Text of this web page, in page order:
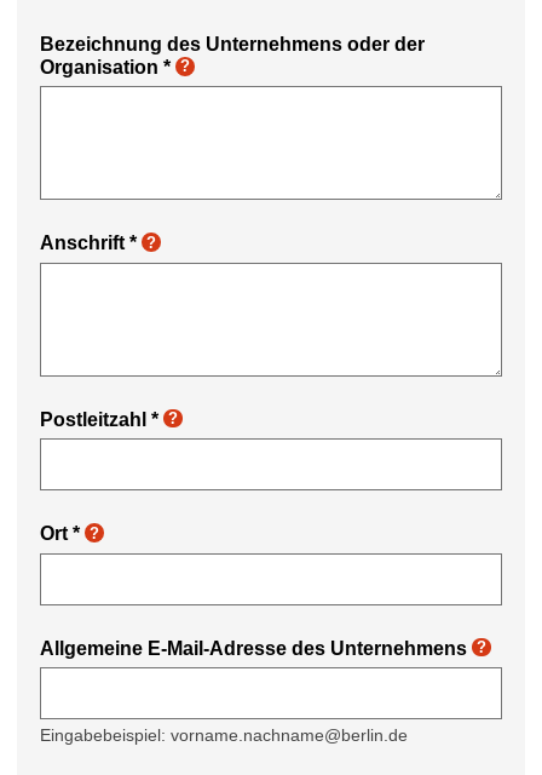
Bezeichnung des Unternehmens oder der
Organisation * ?
Anschrift* ?
Postleitzahl * ?
Ort * ?
Allgemeine E-Mail-Adresse des Unternehmens ?
Eingabebeispiel: vorname.nachname@berlin.de